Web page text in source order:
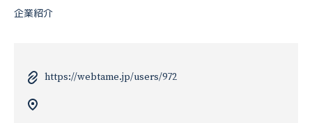
企業紹介
https://webtame.jp/users/972